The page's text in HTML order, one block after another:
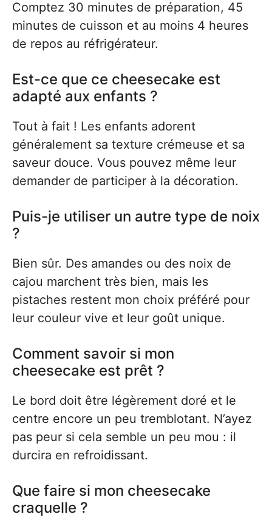
Comptez 30 minutes de préparation, 45
minutes de cuisson et au moins 4 heures
de repos au réfrigérateur.
Est-ce que ce cheesecake est
adapté aux enfants ?
Tout à fait ! Les enfants adorent
généralement sa texture crémeuse et sa
saveur douce. Vous pouvez même leur
demander de participer à la décoration.
Puis-je utiliser un autre type de noix
?
Bien sûr. Des amandes ou des noix de
cajou marchent très bien, mais les
pistaches restent mon choix préféré pour
leur couleur vive et leur goût unique.
Comment savoir si mon
cheesecake est prêt ?
Le bord doit être légèrement doré et le
centre encore un peu tremblotant. N’ayez
pas peur si cela semble un peu mou : il
durcira en refroidissant.
Que faire si mon cheesecake
craquelle ?